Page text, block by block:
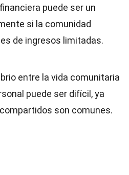
puede ser un
si la comunidad
de ingresos limitadas.
entre la vida comunitaria
puede ser difícil, ya
son comunes.